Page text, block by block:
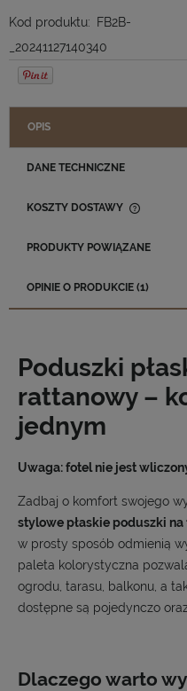
Kod produktu:
FB2B-
_20241127140340
OPIS
DANE TECHNICZNE
KOSZTY DOSTAWY
PRODUKTY POWIĄZANE
OPINIE O PRODUKCIE (1)
Poduszki
rattanowy –
jednym
Uwaga: fotel nie jest
Zadbaj o komfort swojego
stylowe płaskie poduszki
w prosty sposób odmienią
paleta kolorystyczna
ogrodu, tarasu, balkonu, a
dostępne są pojedynczo
Dlaczego warto